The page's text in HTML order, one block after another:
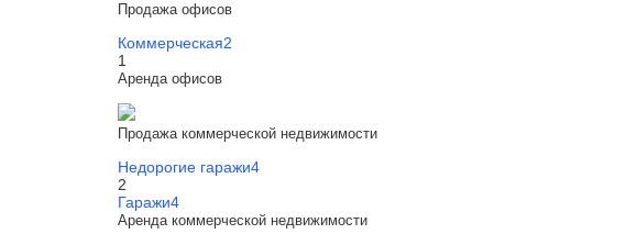
Продажа офисов
Коммерческая2
1
Аренда офисов
Продажа коммерческой недвижимости
Недорогие гаражи4
2
Гаражи4
Аренда коммерческой недвижимости